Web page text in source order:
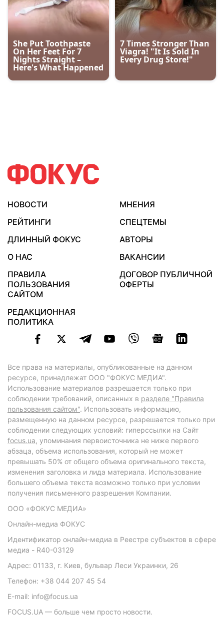
НОВОСТИ
МНЕНИЯ
РЕЙТИНГИ
СПЕЦТЕМЫ
ДЛИННЫЙ ФОКУС
АВТОРЫ
О НАС
ВАКАНСИИ
ПРАВИЛА
ПОЛЬЗОВАНИЯ
САЙТОМ
ДОГОВОР ПУБЛИЧНОЙ
ОФЕРТЫ
РЕДАКЦИОННАЯ
ПОЛИТИКА
Все права на материалы, опубликованные на данном
ресурсе, принадлежат ООО "ФОКУС МЕДИА".
Использование материалов разрешается только при
соблюдении требований, описанных в разделе "Правила
пользования сайтом". Использовать информацию,
размещенную на данном ресурсе, разрешается только при
соблюдении следующих условий: гиперссылки на Сайт
focus.ua, упоминания первоисточника не ниже первого
абзаца, объема использования, который не может
превышать 50% от общего объема оригинального текста,
изменения заголовка и лида материала. Использование
большего объема текста возможно только при условии
получения письменного разрешения Компании.
ООО «ФОКУС МЕДИА»
Онлайн-медиа ФОКУС
Идентификатор онлайн-медиа в Реестре субъектов в сфере
медиа - R40-03129
Адрес: 01133, г. Киев, бульвар Леси Украинки, 26
Телефон: +38 044 207 45 54
E-mail: info@focus.ua
FOCUS.UA — больше чем просто новости.